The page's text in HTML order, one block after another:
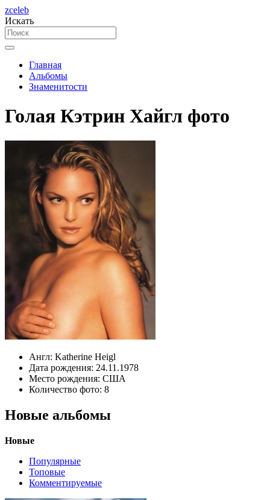
zceleb
Искать
Главная
Альбомы
Знаменитости
Голая Кэтрин Хайгл фото
Англ: Katherine Heigl
Дата рождения: 24.11.1978
Место рождения: США
Количество фото: 8
Новые альбомы
Новые
Популярные
Топовые
Комментируемые